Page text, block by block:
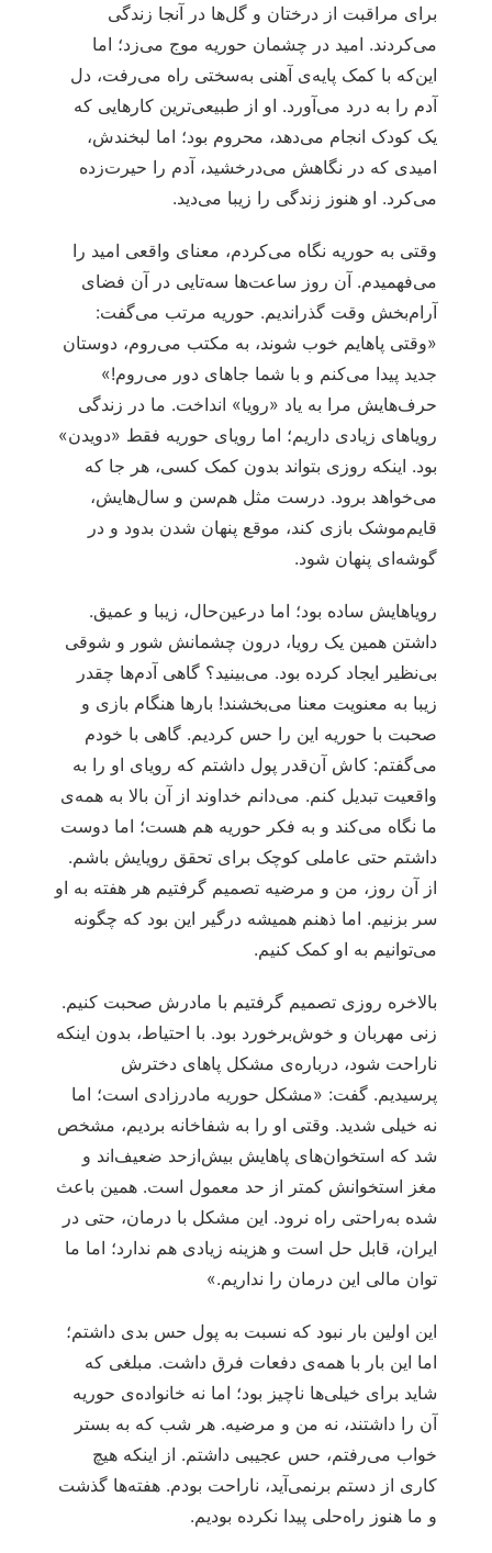
برای مراقبت از درختان و گل‌ها در آنجا زندگی
می‌کردند. امید در چشمان حوریه موج می‌زد؛ اما
این‌که با کمک پایه‌ی آهنی به‌سختی راه می‌رفت، دل
آدم را به درد می‌آورد. او از طبیعی‌ترین کارهایی که
یک کودک انجام می‌دهد، محروم بود؛ اما لبخندش،
امیدی که در نگاهش می‌درخشید، آدم را حیرت‌زده
می‌کرد. او هنوز زندگی را زیبا می‌دید.
وقتی به حوریه نگاه می‌کردم، معنای واقعی امید را
می‌فهمیدم. آن روز ساعت‌ها سه‌تایی در آن فضای
آرام‌بخش وقت گذراندیم. حوریه مرتب می‌گفت:
«وقتی پاهایم خوب شوند، به مکتب می‌روم، دوستان
جدید پیدا می‌کنم و با شما جاهای دور می‌روم!»
حرف‌هایش مرا به یاد «رویا» انداخت. ما در زندگی
رویاهای زیادی داریم؛ اما رویای حوریه فقط «دویدن»
بود. اینکه روزی بتواند بدون کمک کسی، هر جا که
می‌خواهد برود. درست مثل هم‌سن و سال‌هایش،
قایم‌موشک بازی کند، موقع پنهان شدن بدود و در
گوشه‌ای پنهان شود.
رویاهایش ساده بود؛ اما درعین‌حال، زیبا و عمیق.
داشتن همین یک رویا، درون چشمانش شور و شوقی
بی‌نظیر ایجاد کرده بود. می‌بینید؟ گاهی آدم‌ها چقدر
زیبا به معنویت معنا می‌بخشند! بارها هنگام بازی و
صحبت با حوریه این را حس کردیم. گاهی با خودم
می‌گفتم: کاش آن‌قدر پول داشتم که رویای او را به
واقعیت تبدیل کنم. می‌دانم خداوند از آن بالا به همه‌ی
ما نگاه می‌کند و به فکر حوریه هم هست؛ اما دوست
داشتم حتی عاملی کوچک برای تحقق رویایش باشم.
از آن روز، من و مرضیه تصمیم گرفتیم هر هفته به او
سر بزنیم. اما ذهنم همیشه درگیر این بود که چگونه
می‌توانیم به او کمک کنیم.
بالاخره روزی تصمیم گرفتیم با مادرش صحبت کنیم.
زنی مهربان و خوش‌برخورد بود. با احتیاط، بدون اینکه
ناراحت شود، درباره‌ی مشکل پاهای دخترش
پرسیدیم. گفت: «مشکل حوریه مادرزادی است؛ اما
نه خیلی شدید. وقتی او را به شفاخانه بردیم، مشخص
شد که استخوان‌های پاهایش بیش‌ازحد ضعیف‌اند و
مغز استخوانش کمتر از حد معمول است. همین باعث
شده به‌راحتی راه نرود. این مشکل با درمان، حتی در
ایران، قابل حل است و هزینه زیادی هم ندارد؛ اما ما
توان مالی این درمان را نداریم.»
این اولین بار نبود که نسبت به پول حس بدی داشتم؛
اما این بار با همه‌ی دفعات فرق داشت. مبلغی که
شاید برای خیلی‌ها ناچیز بود؛ اما نه خانواده‌ی حوریه
آن را داشتند، نه من و مرضیه. هر شب که به بستر
خواب می‌رفتم، حس عجیبی داشتم. از اینکه هیچ
کاری از دستم برنمی‌آید، ناراحت بودم. هفته‌ها گذشت
و ما هنوز راه‌حلی پیدا نکرده بودیم.